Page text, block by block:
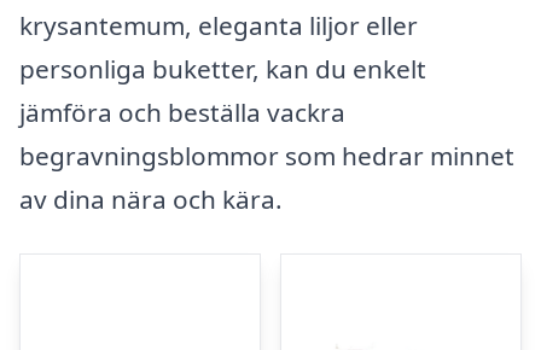
krysantemum, eleganta liljor eller
personliga buketter, kan du enkelt
jämföra och beställa vackra
begravningsblommor som hedrar minnet
av dina nära och kära.